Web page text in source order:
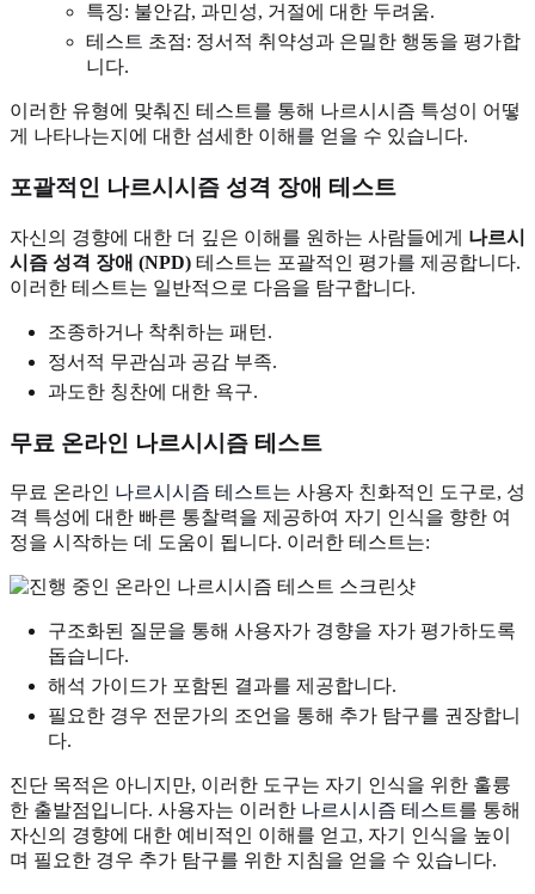
특징: 불안감, 과민성, 거절에 대한 두려움.
테스트 초점: 정서적 취약성과 은밀한 행동을 평가합
니다.
이러한 유형에 맞춰진 테스트를 통해 나르시시즘 특성이 어떻
게 나타나는지에 대한 섬세한 이해를 얻을 수 있습니다.
포괄적인 나르시시즘 성격 장애 테스트
자신의 경향에 대한 더 깊은 이해를 원하는 사람들에게 나르시
시즘 성격 장애 (NPD) 테스트는 포괄적인 평가를 제공합니다.
이러한 테스트는 일반적으로 다음을 탐구합니다.
조종하거나 착취하는 패턴.
정서적 무관심과 공감 부족.
과도한 칭찬에 대한 욕구.
무료 온라인 나르시시즘 테스트
무료 온라인 나르시시즘 테스트는 사용자 친화적인 도구로, 성
격 특성에 대한 빠른 통찰력을 제공하여 자기 인식을 향한 여
정을 시작하는 데 도움이 됩니다. 이러한 테스트는:
구조화된 질문을 통해 사용자가 경향을 자가 평가하도록
돕습니다.
해석 가이드가 포함된 결과를 제공합니다.
필요한 경우 전문가의 조언을 통해 추가 탐구를 권장합니
다.
진단 목적은 아니지만, 이러한 도구는 자기 인식을 위한 훌륭
한 출발점입니다. 사용자는 이러한 나르시시즘 테스트를 통해
자신의 경향에 대한 예비적인 이해를 얻고, 자기 인식을 높이
며 필요한 경우 추가 탐구를 위한 지침을 얻을 수 있습니다.